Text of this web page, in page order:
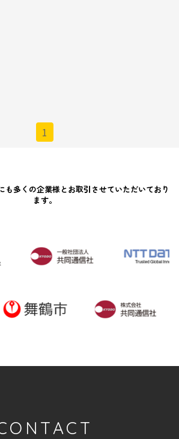
1
も多くの企業様とお取引させていただいており
ます。